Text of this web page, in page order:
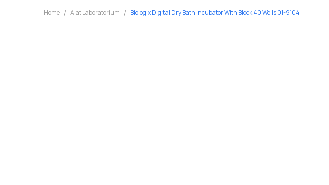
Home Alat Laboratorium Biologix Digital Dry Bath Incubator With Block 40 Wells 01-9104